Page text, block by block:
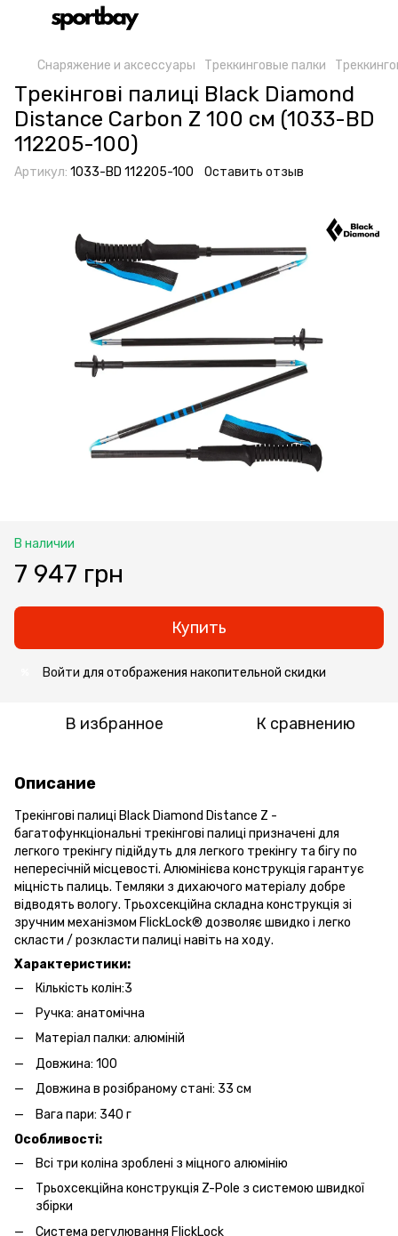
Снаряжение и аксессуары Треккинговые палки
Трекінгові палиці Black Diamond
Distance Carbon Z 100 см (1033-BD
112205-100)
Артикул: 1033-BD 112205-100 Оставить отзыв
В наличии
7 947 грн
Купить
Войти для отображения накопительной скидки
В избранное К сравнению
Описание
Трекінгові палиці Black Diamond Distance Z -
багатофункціональні трекінгові палиці призначені для
легкого трекінгу підійдуть для легкого трекінгу та бігу по
непересічній місцевості. Алюмінієва конструкція гарантує
міцність палиць. Темляки з дихаючого матеріалу добре
відводять вологу. Трьохсекційна складна конструкція зі
зручним механізмом FlickLock® дозволяє швидко і легко
скласти / розкласти палиці навіть на ходу.
Характеристики:
Кількість колін:3
Ручка: анатомічна
Матеріал палки: алюміній
Довжина: 100
Довжина в розібраному стані: 33 см
Вага пари: 340 г
Особливості:
Всі три коліна зроблені з міцного алюмінію
Трьохсекційна конструкція Z-Pole з системою швидкої
збірки
Система регулювання FlickLock